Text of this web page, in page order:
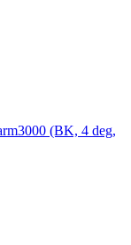
(BK, 4 deg,